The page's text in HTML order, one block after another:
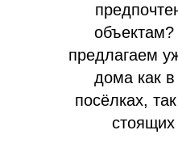
предлагаем
дома как
посёлках,
стоящих